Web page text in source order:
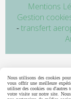
Mentions
Gestion
transfert
Nous utilisons des cookies
vous offrir une meilleure
utiliser des cookies ou d'autres
votre visite sur notre site.